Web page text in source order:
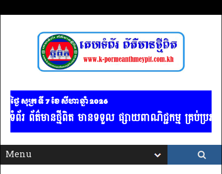
ថ្ងៃ សុក្រ ទី 7​ ខែ សីហា ឆ្នាំ 2026
ថ្មីពិត មានទទួល ផ្សាយពាណិជ្ជកម្ម គ្រប់ប្រភទ / ចាង